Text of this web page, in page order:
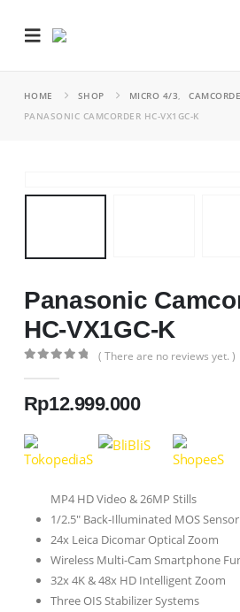
HOME SHOP MICRO 4/3,
PANASONIC CAMCORDER HC-VX1GC-K
Panasonic
HC-VX1GC-K
( There are no reviews yet. )
Rp12.999.000
MP4 HD Video & 26MP Stills
1/2.5″ Back-Illuminated MOS Sensor
24x Leica Dicomar Optical Zoom
Wireless Multi-Cam Smartphone
32x 4K & 48x HD Intelligent Zoom
Three OIS Stabilizer Systems